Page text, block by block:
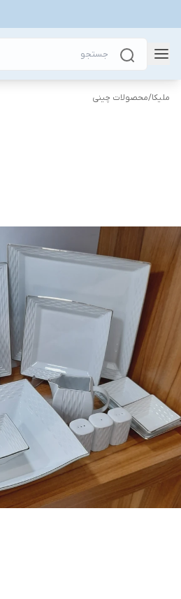
ملیکا/محصولات چینی